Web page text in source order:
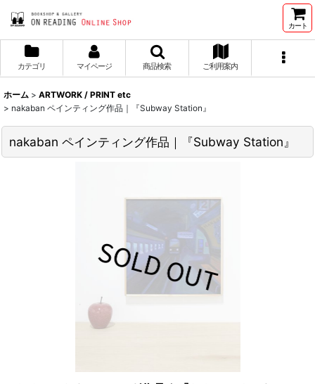
カート
カテゴリ マイページ 商品検索 ご利用案内
ホーム > ARTWORK / PRINT etc
> nakaban ペインティング作品｜『Subway Station』
nakaban ペインティング作品｜『Subway Station』